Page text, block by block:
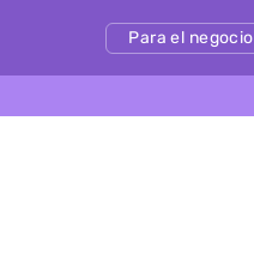
Para el negocio